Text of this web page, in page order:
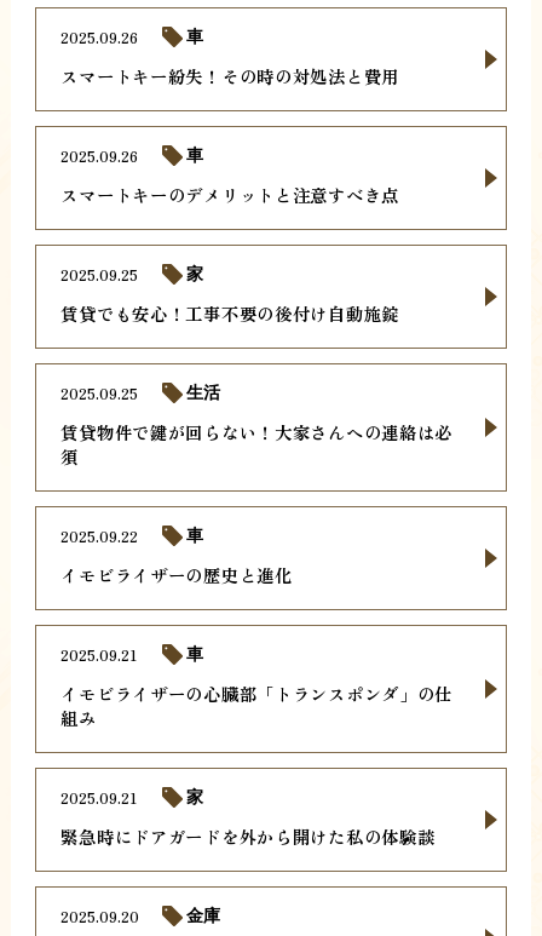
スマートキー紛失！その時の対処法と費用
2025.09.26 車
スマートキーのデメリットと注意すべき点
2025.09.26 車
賃貸でも安心！工事不要の後付け自動施錠
2025.09.25 家
賃貸物件で鍵が回らない！大家さんへの連絡は必
須
2025.09.25 生活
イモビライザーの歴史と進化
2025.09.22 車
イモビライザーの心臓部「トランスポンダ」の仕
組み
2025.09.21 車
緊急時にドアガードを外から開けた私の体験談
2025.09.21 家
2025.09.20 金庫